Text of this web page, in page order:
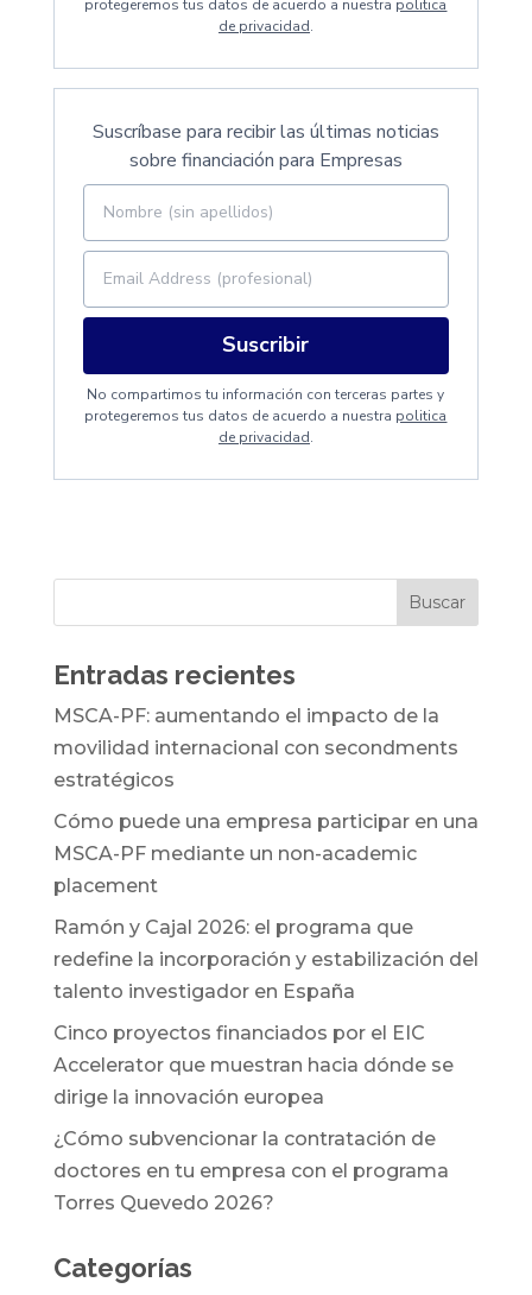
protegeremos tus datos de acuerdo a nuestra politica
de privacidad.
Suscríbase para recibir las últimas noticias
sobre financiación para Empresas
Suscribir
No compartimos tu información con terceras partes y
protegeremos tus datos de acuerdo a nuestra politica
de privacidad.
Entradas recientes
MSCA-PF: aumentando el impacto de la
movilidad internacional con secondments
estratégicos
Cómo puede una empresa participar en una
MSCA-PF mediante un non-academic
placement
Ramón y Cajal 2026: el programa que
redefine la incorporación y estabilización del
talento investigador en España
Cinco proyectos financiados por el EIC
Accelerator que muestran hacia dónde se
dirige la innovación europea
¿Cómo subvencionar la contratación de
doctores en tu empresa con el programa
Torres Quevedo 2026?
Categorías